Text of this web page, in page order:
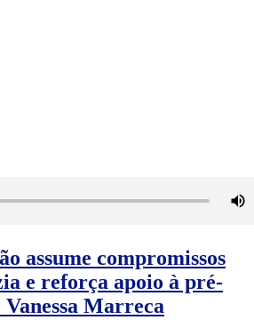
assume compromissos
e reforça apoio à pré-
Marreca